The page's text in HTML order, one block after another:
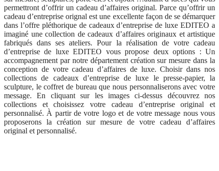
permettront d’offrir un cadeau d’affaires original. Parce qu’offrir un
cadeau d’entreprise orignal est une excellente façon de se démarquer
dans l’offre pléthorique de cadeaux d’entreprise de luxe EDITEO a
imaginé une collection de cadeaux d’affaires originaux et artistique
fabriqués dans ses ateliers. Pour la réalisation de votre cadeau
d’entreprise de luxe EDITEO vous propose deux options : Un
accompagnement par notre département création sur mesure dans la
conception de votre cadeau d’affaires de luxe. Choisir dans nos
collections de cadeaux d’entreprise de luxe le presse-papier, la
sculpture, le coffret de bureau que nous personnaliserons avec votre
message. En cliquant sur les images ci-dessus découvrez nos
collections et choisissez votre cadeau d’entreprise original et
personnalisé. À partir de votre logo et de votre message nous vous
proposerons la création sur mesure de votre cadeau d’affaires
original et personnalisé.